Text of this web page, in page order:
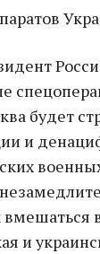
будет
и
вмешаться
и